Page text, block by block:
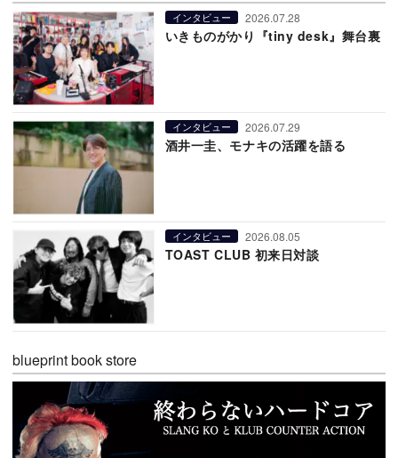
インタビュー 2026.07.28
いきものがかり『tiny desk』舞台裏
インタビュー 2026.07.29
酒井一圭、モナキの活躍を語る
インタビュー 2026.08.05
TOAST CLUB 初来日対談
blueprint book store